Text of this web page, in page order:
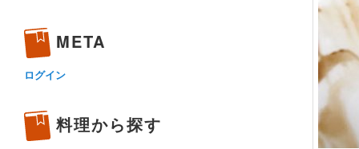
META
ログイン
料理から探す